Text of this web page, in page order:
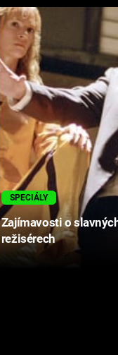
SPECIÁLY
Zajímavosti o
režisérech